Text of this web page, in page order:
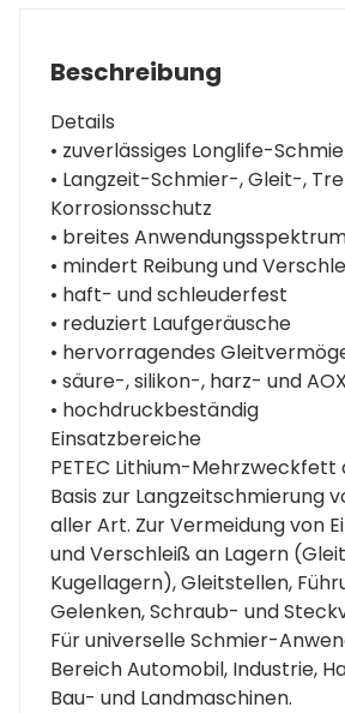
Beschreibung
Details
• zuverlässiges Longlife-
• Langzeit-Schmier-, Gleit-,
Korrosionsschutz
• breites
• mindert Reibung und
• haft- und schleuderfest
• reduziert Laufgeräusche
• hervorragendes
• säure-, silikon-, harz- und
• hochdruckbeständig
Einsatzbereiche
PETEC Lithium-
Basis zur Langzeitschmierung
aller Art. Zur Vermeidung von
und Verschleiß an Lagern
Kugellagern), Gleitstellen,
Gelenken, Schraub- und
Für universelle Schmier-
Bereich Automobil, Industrie,
Bau- und Landmaschinen.